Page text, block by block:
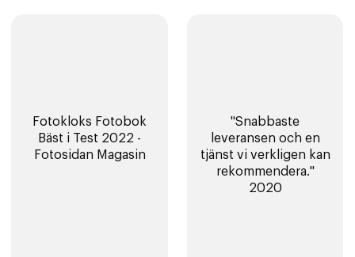
Fotokloks Fotobok
Bäst i Test 2022 -
Fotosidan Magasin
"Snabbaste
leveransen och en
tjänst vi verkligen kan
rekommendera."
2020